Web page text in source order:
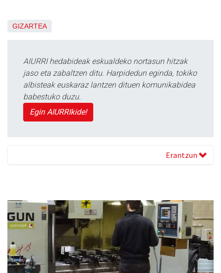
GIZARTEA
AIURRI hedabideak eskualdeko nortasun hitzak
jaso eta zabaltzen ditu. Harpidedun eginda, tokiko
albisteak euskaraz lantzen dituen komunikabidea
babestuko duzu.
Egin AIURRIkide!
Erantzun